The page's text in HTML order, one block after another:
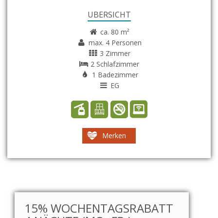
ÜBERSICHT
ca. 80 m²
max. 4 Personen
3 Zimmer
2 Schlafzimmer
1 Badezimmer
EG
Merken
15% WOCHENTAGSRABATT